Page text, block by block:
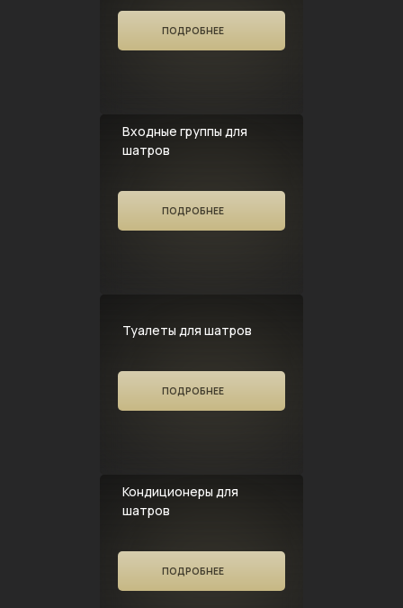
ПОДРОБНЕЕ
Входные группы для
шатров
ПОДРОБНЕЕ
Туалеты для шатров
ПОДРОБНЕЕ
Кондиционеры для
шатров
ПОДРОБНЕЕ